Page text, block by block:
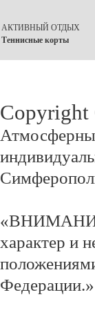
АКТИВНЫЙ ОТДЫХ
Теннисные корты
характер и
Федерации.»